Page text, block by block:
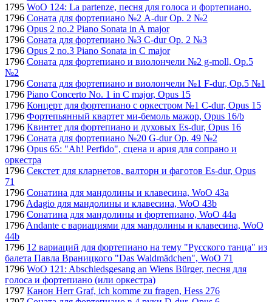
1795 WoO 124: La partenze, песня для голоса и фортепиано.
1796 Соната для фортепиано №2 A-dur Op. 2 №2
1796 Opus 2 no.2 Piano Sonata in A major
1796 Соната для фортепиано №3 C-dur Op. 2 №3
1796 Opus 2 no.3 Piano Sonata in C major
1796 Соната для фортепиано и виолончели №2 g-moll, Op.5
№2
1796 Соната для фортепиано и виолончели №1 F-dur, Op.5 №1
1796 Piano Concerto No. 1 in C major, Opus 15
1796 Концерт для фортепиано с оркестром №1 C-dur, Opus 15
1796 Фортепьянный квартет ми-бемоль мажор, Opus 16/b
1796 Квинтет для фортепиано и духовых Es-dur, Opus 16
1796 Соната для фортепиано №20 G-dur Op. 49 №2
1796 Opus 65: "Ah! Perfido", сцена и ария для сопрано и
оркестра
1796 Секстет для кларнетов, валторн и фаготов Es-dur, Opus
71
1796 Сонатина для мандолины и клавесина, WoO 43a
1796 Adagio для мандолины и клавесина, WoO 43b
1796 Сонатина для мандолины и фортепиано, WoO 44a
1796 Andante с вариациями для мандолины и клавесина, WoO
44b
1796 12 вариаций для фортепиано на тему "Русского танца" из
балета Павла Враницкого "Das Waldmädchen", WoO 71
1796 WoO 121: Abschiedsgesang an Wiens Bürger, песня для
голоса и фортепиано (или оркестра)
1797 Канон Herr Graf, ich komme zu fragen, Hess 276